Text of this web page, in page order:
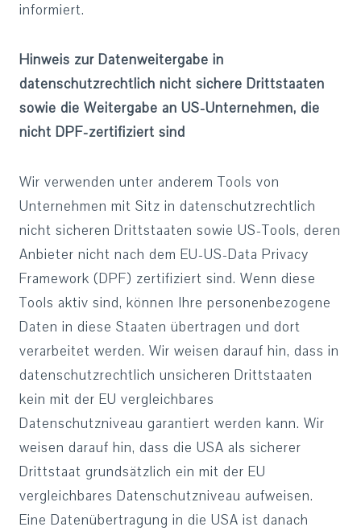
informiert.
Hinweis zur Datenweitergabe in
datenschutzrechtlich nicht sichere Drittstaaten
sowie die Weitergabe an US-Unternehmen, die
nicht DPF-zertifiziert sind
Wir verwenden unter anderem Tools von
Unternehmen mit Sitz in datenschutzrechtlich
nicht sicheren Drittstaaten sowie US-Tools, deren
Anbieter nicht nach dem EU-US-Data Privacy
Framework (DPF) zertifiziert sind. Wenn diese
Tools aktiv sind, können Ihre personenbezogene
Daten in diese Staaten übertragen und dort
verarbeitet werden. Wir weisen darauf hin, dass in
datenschutzrechtlich unsicheren Drittstaaten
kein mit der EU vergleichbares
Datenschutzniveau garantiert werden kann. Wir
weisen darauf hin, dass die USA als sicherer
Drittstaat grundsätzlich ein mit der EU
vergleichbares Datenschutzniveau aufweisen.
Eine Datenübertragung in die USA ist danach